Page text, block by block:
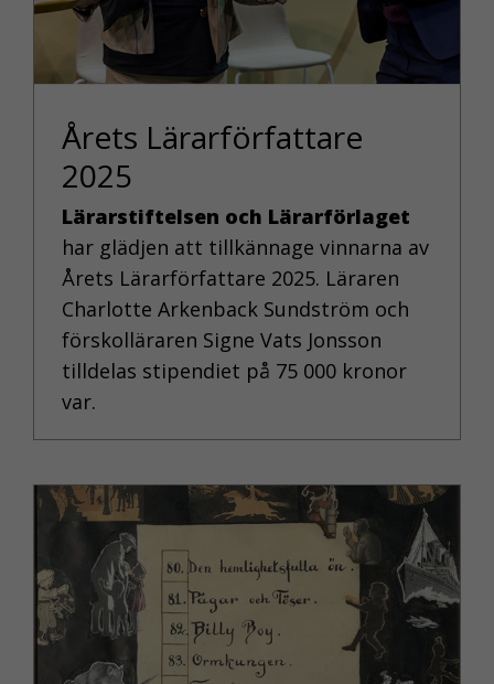
Årets Lärarförfattare
2025
Lärarstiftelsen och Lärarförlaget
har glädjen att tillkännage vinnarna av
Årets Lärarförfattare 2025. Läraren
Charlotte Arkenback Sundström och
förskolläraren Signe Vats Jonsson
tilldelas stipendiet på 75 000 kronor
var.